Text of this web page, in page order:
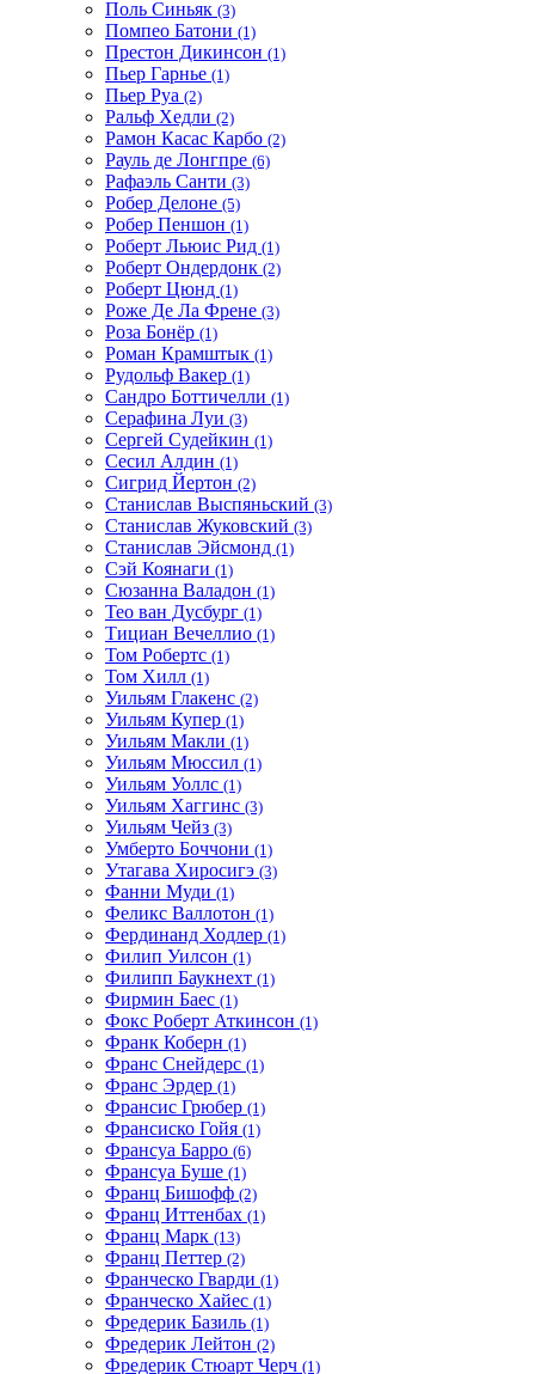
Поль Синьяк (3)
Помпео Батони (1)
Престон Дикинсон (1)
Пьер Гарнье (1)
Пьер Руа (2)
Ральф Хедли (2)
Рамон Касас Карбо (2)
Рауль де Лонгпре (6)
Рафаэль Санти (3)
Робер Делоне (5)
Робер Пеншон (1)
Роберт Льюис Рид (1)
Роберт Ондердонк (2)
Роберт Цюнд (1)
Роже Де Ла Френе (3)
Роза Бонёр (1)
Роман Крамштык (1)
Рудольф Вакер (1)
Сандро Боттичелли (1)
Серафина Луи (3)
Сергей Судейкин (1)
Сесил Алдин (1)
Сигрид Йертон (2)
Станислав Выспяньский (3)
Станислав Жуковский (3)
Станислав Эйсмонд (1)
Сэй Коянаги (1)
Сюзанна Валадон (1)
Тео ван Дусбург (1)
Тициан Вечеллио (1)
Том Робертс (1)
Том Хилл (1)
Уильям Глакенс (2)
Уильям Купер (1)
Уильям Макли (1)
Уильям Мюссил (1)
Уильям Уоллс (1)
Уильям Хаггинс (3)
Уильям Чейз (3)
Умберто Боччони (1)
Утагава Хиросигэ (3)
Фанни Муди (1)
Феликс Валлотон (1)
Фердинанд Ходлер (1)
Филип Уилсон (1)
Филипп Баукнехт (1)
Фирмин Баес (1)
Фокс Роберт Аткинсон (1)
Франк Коберн (1)
Франс Снейдерс (1)
Франс Эрдер (1)
Франсис Грюбер (1)
Франсиско Гойя (1)
Франсуа Барро (6)
Франсуа Буше (1)
Франц Бишофф (2)
Франц Иттенбах (1)
Франц Марк (13)
Франц Петтер (2)
Франческо Гварди (1)
Франческо Хайес (1)
Фредерик Базиль (1)
Фредерик Лейтон (2)
Фредерик Стюарт Черч (1)